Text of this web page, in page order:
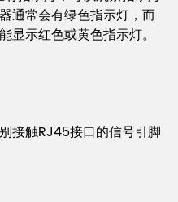
通常会有绿色指示灯，而
显示红色或黄色指示灯。
接触RJ45接口的信号引脚